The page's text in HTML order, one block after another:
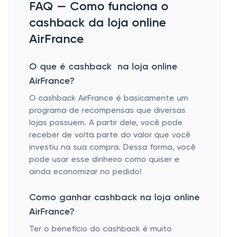
FAQ — Como funciona o
cashback da loja online
AirFrance
O que é cashback na loja online
AirFrance?
O cashback AirFrance é basicamente um
programa de recompensas que diversas
lojas possuem. A partir dele, você pode
receber de volta parte do valor que você
investiu na sua compra. Dessa forma, você
pode usar esse dinheiro como quiser e
ainda economizar no pedido!
Como ganhar cashback na loja online
AirFrance?
Ter o benefício do cashback é muito